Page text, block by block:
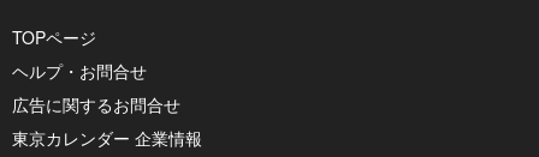
TOPページ
ヘルプ・お問合せ
広告に関するお問合せ
東京カレンダー 企業情報